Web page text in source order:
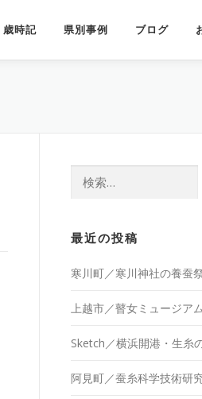
歳時記 県別事例 ブログ
最近の投稿
寒川町／寒川神社の養蚕
上越市／瞽女ミュージア
Sketch／横浜開港・生糸
阿見町／蚕糸科学技術研